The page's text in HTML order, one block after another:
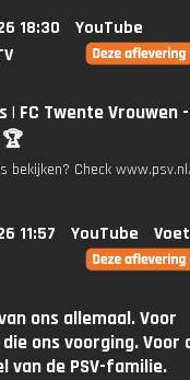
18:30
YouTube
| FC Twente Vrouwen -
🏆
bekijken? Check
11:57 YouTube
ons allemaal. Voor
ons voorging. Voor
van de PSV-familie.